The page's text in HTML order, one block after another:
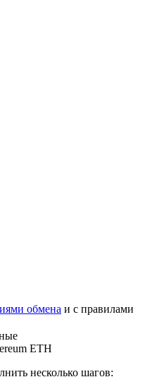
обмена и с правилами
ETH
несколько шагов: